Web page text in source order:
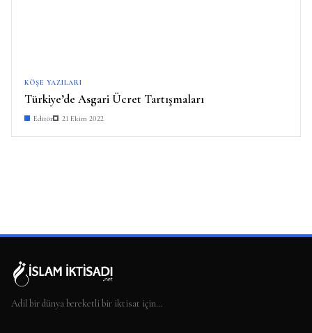
KÖŞE YAZILARI
Türkiye’de Asgari Ücret Tartışmaları
Editör 21 Ekim 2022
Adil bir dünya bereketli bir iktisat için…